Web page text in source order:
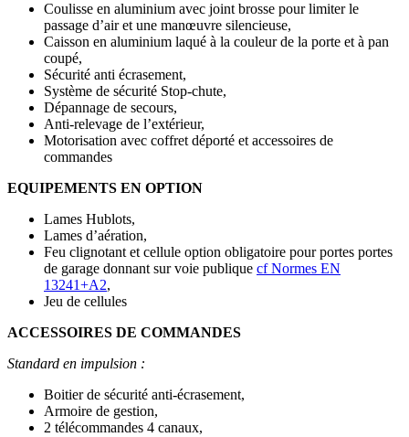
Coulisse en aluminium avec joint brosse pour limiter le
passage d’air et une manœuvre silencieuse,
Caisson en aluminium laqué à la couleur de la porte et à pan
coupé,
Sécurité anti écrasement,
Système de sécurité Stop-chute,
Dépannage de secours,
Anti-relevage de l’extérieur,
Motorisation avec coffret déporté et accessoires de
commandes
EQUIPEMENTS EN OPTION
Lames Hublots,
Lames d’aération,
Feu clignotant et cellule option obligatoire pour portes portes
de garage donnant sur voie publique cf Normes EN
13241+A2,
Jeu de cellules
ACCESSOIRES DE COMMANDES
Standard en impulsion :
Boitier de sécurité anti-écrasement,
Armoire de gestion,
2 télécommandes 4 canaux,